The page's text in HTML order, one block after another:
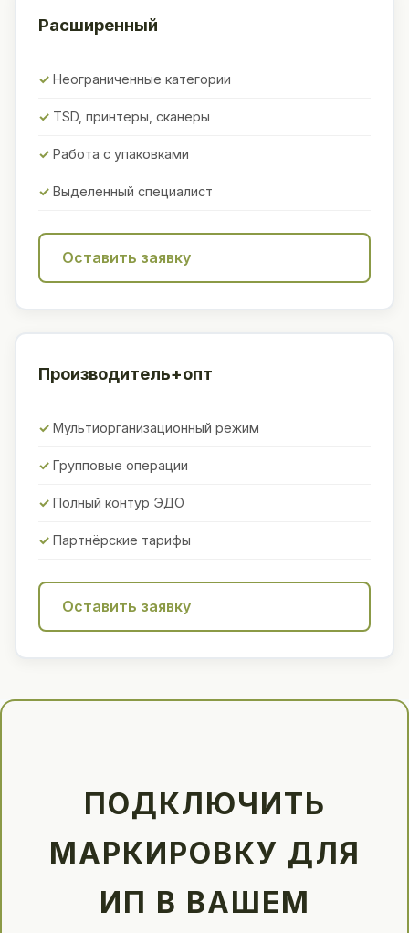
Расширенный
Неограниченные категории
TSD, принтеры, сканеры
Работа с упаковками
Выделенный специалист
Оставить заявку
Производитель+опт
Мультиорганизационный режим
Групповые операции
Полный контур ЭДО
Партнёрские тарифы
Оставить заявку
ПОДКЛЮЧИТЬ
МАРКИРОВКУ ДЛЯ
ИП В ВАШЕМ